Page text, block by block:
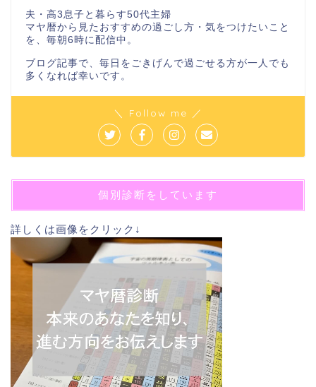
夫・高3息子と暮らす50代主婦
マヤ暦から見たおすすめの過ごし方・気をつけたいこと
を、毎朝6時に配信中。
ブログ記事で、毎日をごきげんで過ごせる方が一人でも
多くなれば幸いです。
＼ Follow me ／
個別診断をしています
詳しくは画像をクリック↓